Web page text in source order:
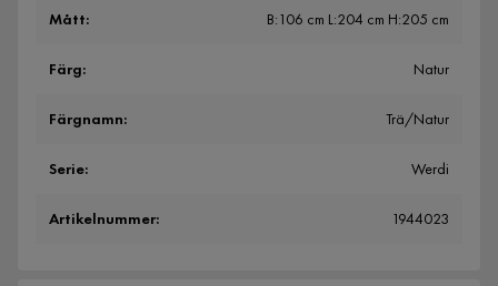
Mått: B:106 cm L:204 cm H:205 cm
Färg: Natur
Färgnamn: Trä/Natur
Serie: Werdi
Artikelnummer: 1944023